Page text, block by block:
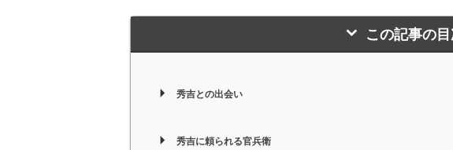
この記事の
秀吉との出会い
秀吉に頼られる官兵衛